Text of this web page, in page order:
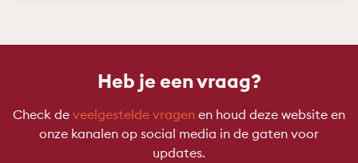
Heb je een vraag?
Check de veelgestelde vragen en houd deze website en
onze kanalen op social media in de gaten voor
updates.